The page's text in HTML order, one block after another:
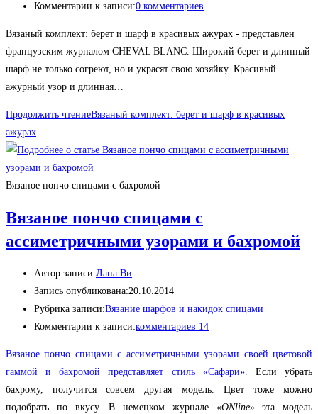
Комментарии к записи:0 комментариев
Вязаный комплект: берет и шарф в красивых ажурах - представлен
французским журналом CHEVAL BLANC. Широкий берет и длинный
шарф не только согреют, но и украсят свою хозяйку. Красивый
ажурный узор и длинная…
Продолжить чтениеВязаный комплект: берет и шарф в красивых
ажурах
Вязаное пончо спицами с бахромой
Вязаное пончо спицами с
ассиметричными узорами и бахромой
Автор записи:Лана Ви
Запись опубликована:20.10.2014
Рубрика записи:Вязание шарфов и накидок спицами
Комментарии к записи:комментариев 14
Вязаное пончо спицами с ассиметричными узорами своей цветовой
гаммой и бахромой представляет стиль «Сафари». Если убрать
бахрому, получится совсем другая модель. Цвет тоже можно
подобрать по вкусу. В немецком журнале «ONline» эта модель